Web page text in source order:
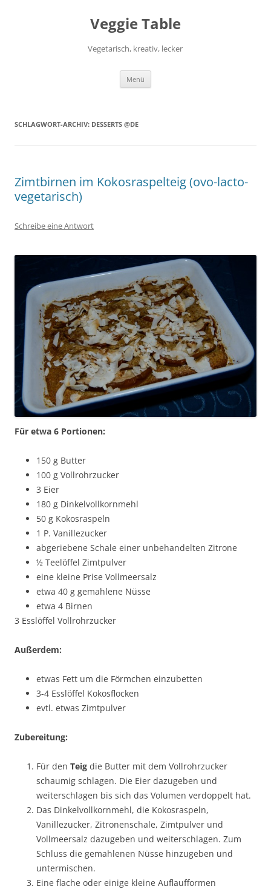
Veggie Table
Vegetarisch, kreativ, lecker
Menü
SCHLAGWORT-ARCHIV: DESSERTS @DE
Zimtbirnen im Kokosraspelteig (ovo-lacto-
vegetarisch)
Schreibe eine Antwort
Für etwa 6 Portionen:
150 g Butter
100 g Vollrohrzucker
3 Eier
180 g Dinkelvollkornmehl
50 g Kokosraspeln
1 P. Vanillezucker
abgeriebene Schale einer unbehandelten Zitrone
½ Teelöffel Zimtpulver
eine kleine Prise Vollmeersalz
etwa 40 g gemahlene Nüsse
etwa 4 Birnen
3 Esslöffel Vollrohrzucker
Außerdem:
etwas Fett um die Förmchen einzubetten
3-4 Esslöffel Kokosflocken
evtl. etwas Zimtpulver
Zubereitung:
Für den Teig die Butter mit dem Vollrohrzucker
schaumig schlagen. Die Eier dazugeben und
weiterschlagen bis sich das Volumen verdoppelt hat.
Das Dinkelvollkornmehl, die Kokosraspeln,
Vanillezucker, Zitronenschale, Zimtpulver und
Vollmeersalz dazugeben und weiterschlagen. Zum
Schluss die gemahlenen Nüsse hinzugeben und
untermischen.
Eine flache oder einige kleine Auflaufformen